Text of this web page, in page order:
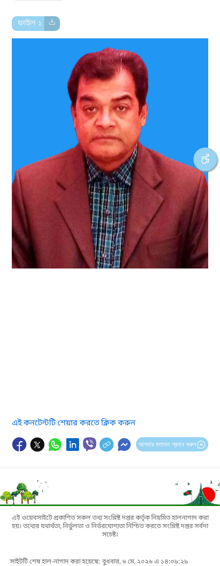
ফাইল ১
এই কনটেন্টটি শেয়ার করতে ক্লিক করুন
আপনার মতামত প্রদান করুন
এই ওয়েবসাইটে প্রকাশিত সকল তথ্য সংশ্লিষ্ট দপ্তর কর্তৃক নিয়মিত হালনাগাদ করা
হয়। তথ্যের যথার্থতা, নির্ভুলতা ও নির্ভরযোগ্যতা নিশ্চিত করতে সংশ্লিষ্ট দপ্তর সর্বদা
সচেষ্ট।
সাইটটি শেষ হাল-নাগাদ করা হয়েছে: বুধবার, ৬ মে, ২০২৬ এ ১৪:০৯:২৯